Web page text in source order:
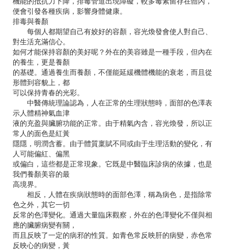
便會引發各種疾病，影響身體健康。
排毒與養顏
每個人都期望自己有姣好的容顏，容光煥發會使人對自己、
對生活充滿信心。
如何才能保持容顏的美好呢？外在的美容雖是一種手段，但內在
的養生，更是養顏
的基礎。通過養生而養顏，不僅能延緩機體機能的衰老，而且從
形體到容貌上，都
可以保持青春的光彩。
中醫傳統理論認為，人在正常的生理狀態時，面部的色澤表
示人體精神氣血津
液的充盈與臟腑功能的正常。由于精氣內含，容光煥發，所以正
常人的面色是紅黃
隱隱，明潤含蓄。由于體質稟賦不同或由于生理活動的變化，有
人可能偏紅、偏黑
或偏白，這些都是正常現象。它既是中醫臨床診病的依據，也是
我們養顏美容的最
高境界。
相反，人體在疾病狀態時的面部色澤，稱為病色，是指除常
色之外，其它一切
反常的色澤變化。通過大量臨床觀察，外在的色澤變化不僅與相
應的臟腑病變有關，
而且反映了一定的病邪的性質。如青色常反映肝的病變，赤色常
反映心的病變，黃